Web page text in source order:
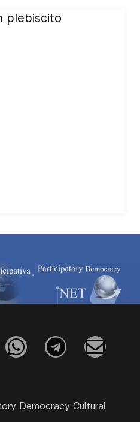
plebiscito
Democracy Cultural